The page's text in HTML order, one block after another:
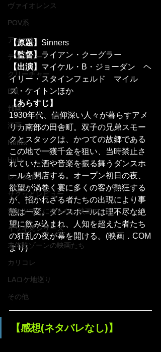
ヴァイオレンス
POV系
アメコミ
ディズニー
クリーチャー
B級
邦画
洋画
Netflix
Hulu
レンタル
サクッとレビュー
酒のツマミにならない映画のこと
イッキ見シリーズ
未体験ゾーンの映画たち
カリコレ
LAロケ地巡り
その他
【原題】 Sinners
【監督】ライアン・クーグラー
【出演】 マイケル・B・ジョーダン　ヘ
イリー・スタインフェルド　マイル
ズ・ケイトンほか
【あらすじ】
1930年代、信仰深い人々が暮らすアメ
リカ南部の田舎町。双子の兄弟スモー
クとスタックは、かつての故郷である
この地で一獲千金を狙い、当時禁止さ
れていた酒や音楽を振る舞うダンスホ
ールを開店する。オープン初日の夜、
欲望が渦巻く宴に多くの客が熱狂する
が、招かれざる者たちの出現により事
態は一変。ダンスホールは理不尽な絶
望に飲み込まれ、人知を超えた者たち
の狂乱の夜が幕を開ける。(映画．COM
より)
【感想(ネタバレなし)】